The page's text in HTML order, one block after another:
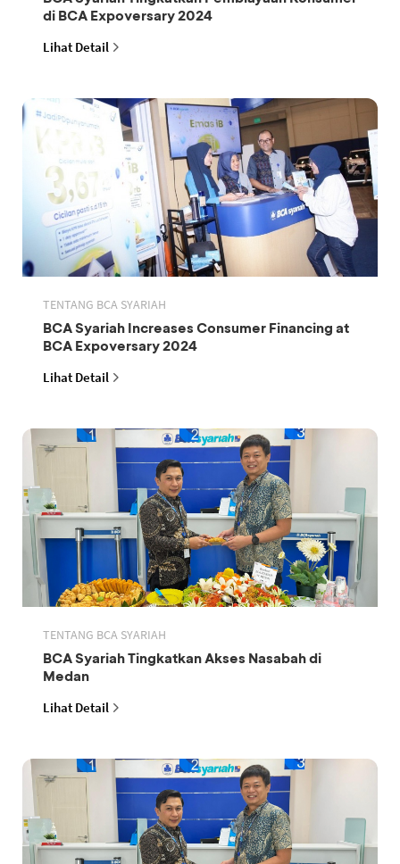
di BCA Expoversary 2024
Lihat Detail
TENTANG BCA SYARIAH
BCA Syariah Increases Consumer Financing at
BCA Expoversary 2024
Lihat Detail
TENTANG BCA SYARIAH
BCA Syariah Tingkatkan Akses Nasabah di
Medan
Lihat Detail